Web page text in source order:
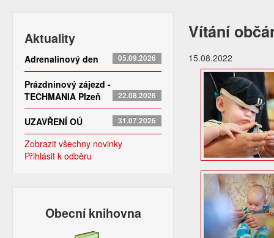
Aktuality
Adrenalinový den 05.09.2026
Prázdninový zájezd -
TECHMANIA Plzeň
22.08.2026
UZAVŘENÍ OÚ 31.07.2026
Zobrazit všechny novinky
Přihlásit k odběru
Obecní knihovna
Vítání
15.08.2022